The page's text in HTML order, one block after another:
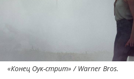
«Конец Оук-стрит» / Warner Bros.